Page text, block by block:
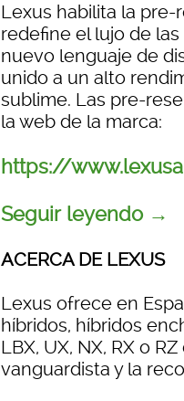
Lexus habilita la pre-
redefine el lujo de
nuevo lenguaje de
unido a un alto
sublime. Las pre-
la web de la marca:
https://
Seguir leyendo →
ACERCA DE LEXUS
Lexus ofrece en
híbridos, híbridos
LBX, UX, NX, RX o
vanguardista y la